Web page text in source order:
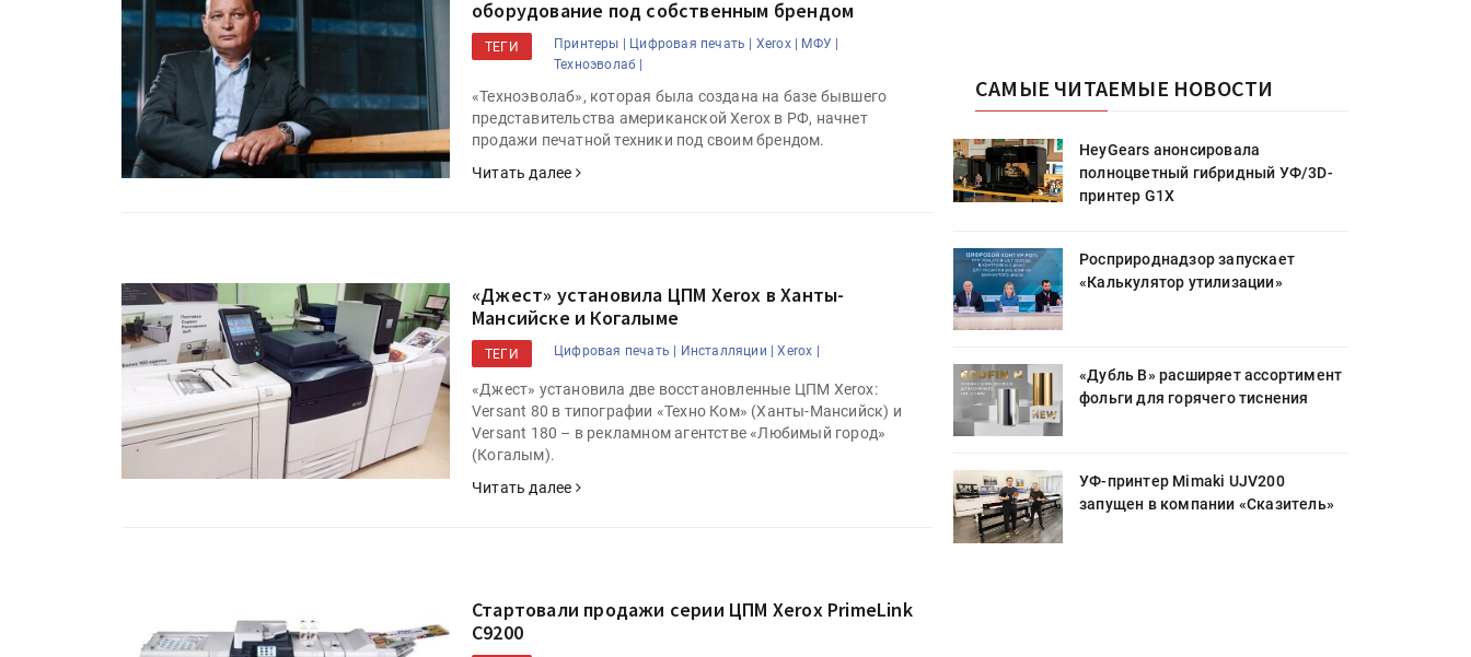
оборудование под собственным брендом
ТЕГИ Принтеры | Цифровая печать | Xerox |
МФУ |
Техноэволаб |
«Техноэволаб», которая была создана на базе бывшего
представительства американской Xerox в РФ, начнет
продажи печатной техники под своим брендом.
Читать далее
«Джест» установила ЦПМ Xerox в Ханты-
Мансийске и Когалыме
ТЕГИ Цифровая печать | Инсталляции | Xerox |
«Джест» установила две восстановленные ЦПМ Xerox:
Versant 80 в типографии «Техно Ком» (Ханты-Мансийск) и
Versant 180 – в рекламном агентстве «Любимый город»
(Когалым).
Читать далее
Стартовали продажи серии ЦПМ Xerox PrimeLink
С9200
САМЫЕ ЧИТАЕМЫЕ НОВОСТИ
HeyGears анонсировала
полноцветный гибридный УФ/3D-
«Калькулятор утилизации»
«Дубль В» расширяет ассортимент
фольги для горячего тиснения
УФ-принтер Mimaki UJV200
HeyGears анонсировала
фольги для горячего тиснения
HeyGears анонсировала
полноцветный гибридный УФ/3D-
принтер G1X
Росприроднадзор запускает
«Калькулятор утилизации»
«Дубль В» расширяет ассортимент
фольги для горячего тиснения
УФ-принтер Mimaki UJV200
запущен в компании «Сказитель»